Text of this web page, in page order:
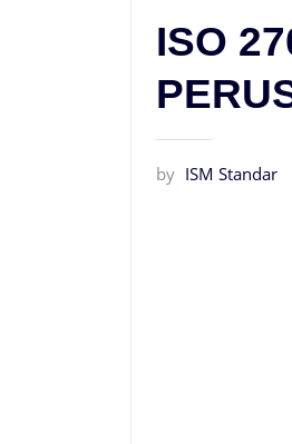
ISO
by ISM Standar